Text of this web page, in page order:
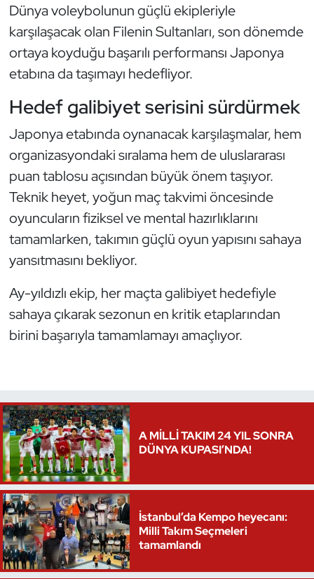
Dünya voleybolunun güçlü ekipleriyle
karşılaşacak olan Filenin Sultanları, son dönemde
ortaya koyduğu başarılı performansı Japonya
etabına da taşımayı hedefliyor.
Hedef galibiyet serisini sürdürmek
Japonya etabında oynanacak karşılaşmalar, hem
organizasyondaki sıralama hem de uluslararası
puan tablosu açısından büyük önem taşıyor.
Teknik heyet, yoğun maç takvimi öncesinde
oyuncuların fiziksel ve mental hazırlıklarını
tamamlarken, takımın güçlü oyun yapısını sahaya
yansıtmasını bekliyor.
Ay-yıldızlı ekip, her maçta galibiyet hedefiyle
sahaya çıkarak sezonun en kritik etaplarından
birini başarıyla tamamlamayı amaçlıyor.
A MİLLİ TAKIM 24 YIL SONRA
DÜNYA KUPASI’NDA!
İstanbul’da Kempo heyecanı:
Milli Takım Seçmeleri
tamamlandı
Hava Sporları
Hentbol
İşitme Engelli Sporcular
Judo ve Kuraş
Kano ve Rafting
Karate
Kayak
Kick Boks
Modern Pentatlon
Motor Sporları
Muay Thai
Okçuluk
Optimist